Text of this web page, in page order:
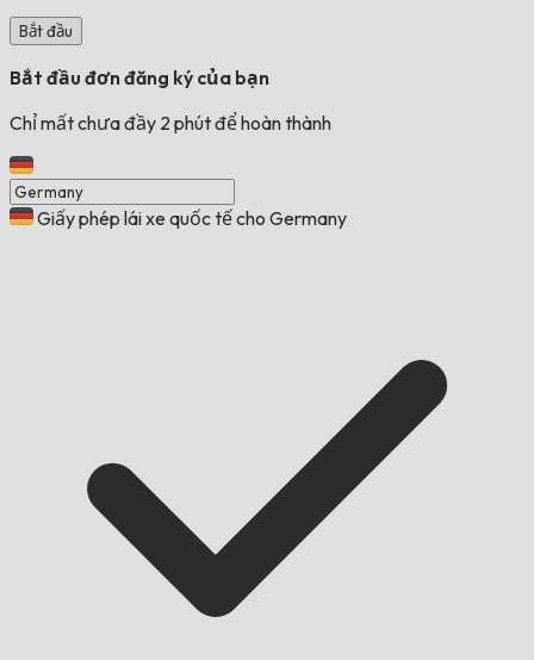
Bắt đầu
Bắt đầu đơn đăng ký của bạn
Chỉ mất chưa đầy 2 phút để hoàn thành
Giấy phép lái xe quốc tế cho Germany